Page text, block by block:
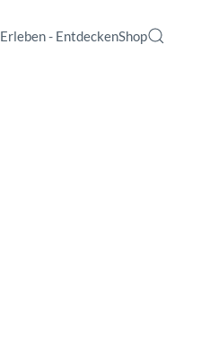
Erleben - EntdeckenShop